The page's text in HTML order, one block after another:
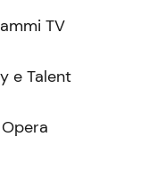
TV
e Talent